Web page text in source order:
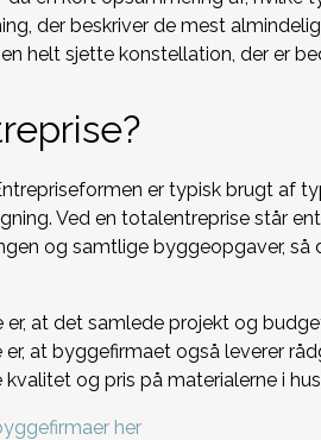
der beskriver de mest
helt sjette konstellation, der er
er typisk brugt af
Ved en totalentreprise står
og samtlige byggeopgaver,
at det samlede projekt og
at byggefirmaet også leverer
og pris på materialerne i
her